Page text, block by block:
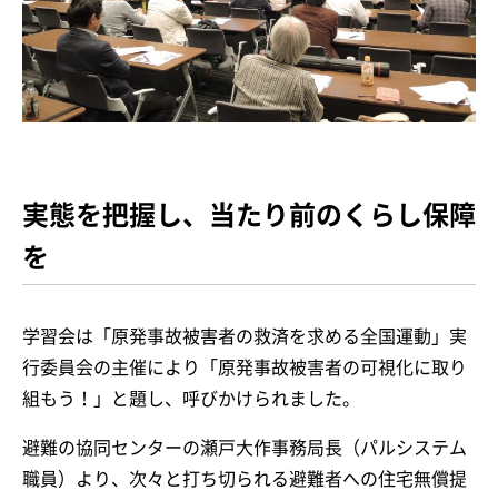
実態を把握し、当たり前のくらし保障
を
学習会は「原発事故被害者の救済を求める全国運動」実
行委員会の主催により「原発事故被害者の可視化に取り
組もう！」と題し、呼びかけられました。
避難の協同センターの瀬戸大作事務局長（パルシステム
職員）より、次々と打ち切られる避難者への住宅無償提